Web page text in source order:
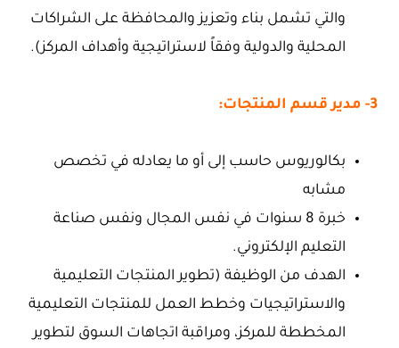
والتي تشمل بناء وتعزيز والمحافظة على الشراكات
المحلية والدولية وفقاً لاستراتيجية وأهداف المركز).
3- مدير قسم المنتجات:
بكالوريوس حاسب إلى أو ما يعادله في تخصص
مشابه
خبرة 8 سنوات في نفس المجال ونفس صناعة
التعليم الإلكتروني.
الهدف من الوظيفة (تطوير المنتجات التعليمية
والاستراتيجيات وخطط العمل للمنتجات التعليمية
المخططة للمركز، ومراقبة اتجاهات السوق لتطوير